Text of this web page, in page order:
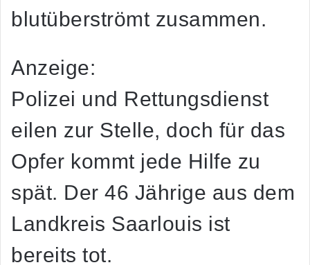
blutüberströmt zusammen.
Anzeige:
Polizei und Rettungsdienst
eilen zur Stelle, doch für das
Opfer kommt jede Hilfe zu
spät. Der 46 Jährige aus dem
Landkreis Saarlouis ist
bereits tot.